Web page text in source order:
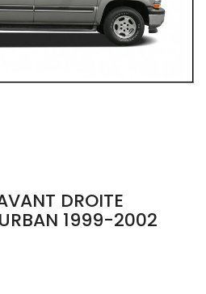
DROITE
1999-2002